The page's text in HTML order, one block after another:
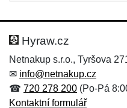
Hyraw.cz
Netnakup s.r.o., Tyršova
✉ info@netnakup.cz
☎ 720 278 200 (Po-Pá
Kontaktní formulář